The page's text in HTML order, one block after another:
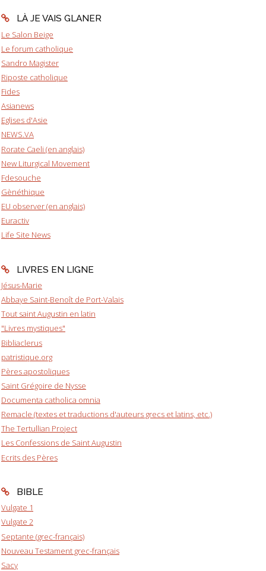
LÀ JE VAIS GLANER
Le Salon Beige
Le forum catholique
Sandro Magister
Riposte catholique
Fides
Asianews
Eglises d'Asie
NEWS.VA
Rorate Caeli (en anglais)
New Liturgical Movement
Fdesouche
Gènéthique
EU observer (en anglais)
Euractiv
Life Site News
LIVRES EN LIGNE
Jésus-Marie
Abbaye Saint-Benoît de Port-Valais
Tout saint Augustin en latin
"Livres mystiques"
Bibliaclerus
patristique.org
Pères apostoliques
Saint Grégoire de Nysse
Documenta catholica omnia
Remacle (textes et traductions d'auteurs grecs et latins, etc.)
The Tertullian Project
Les Confessions de Saint Augustin
Ecrits des Pères
BIBLE
Vulgate 1
Vulgate 2
Septante (grec-français)
Nouveau Testament grec-français
Sacy